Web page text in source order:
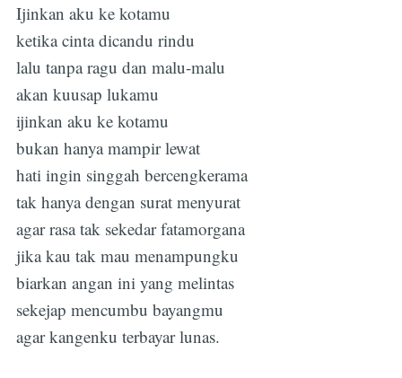
Ijinkan aku ke kotamu
ketika cinta dicandu rindu
lalu tanpa ragu dan malu-malu
akan kuusap lukamu
ijinkan aku ke kotamu
bukan hanya mampir lewat
hati ingin singgah bercengkerama
tak hanya dengan surat menyurat
agar rasa tak sekedar fatamorgana
jika kau tak mau menampungku
biarkan angan ini yang melintas
sekejap mencumbu bayangmu
agar kangenku terbayar lunas.